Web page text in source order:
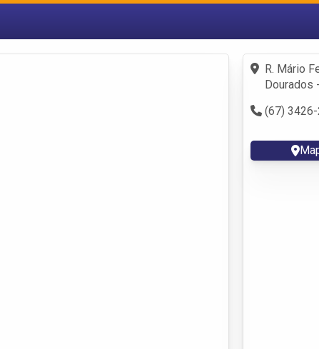
Fazer login
Criar conta
R. Mário
Dourados
(67)